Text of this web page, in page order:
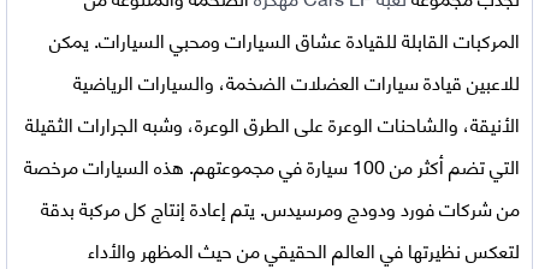
المركبات القابلة للقيادة عشاق السيارات ومحبي السيارات. يمكن
للاعبين قيادة سيارات العضلات الضخمة، والسيارات الرياضية
الأنيقة، والشاحنات الوعرة على الطرق الوعرة، وشبه الجرارات الثقيلة
التي تضم أكثر من 100 سيارة في مجموعتهم. هذه السيارات مرخصة
من شركات فورد ودودج ومرسيدس. يتم إعادة إنتاج كل مركبة بدقة
لتعكس نظيرتها في العالم الحقيقي من حيث المظهر والأداء